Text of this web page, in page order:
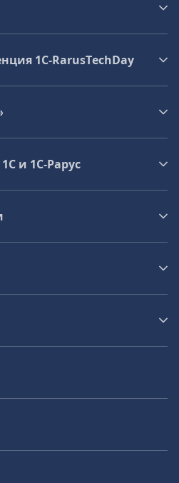
1C‑RarusTechDay
и 1С‑Рарус